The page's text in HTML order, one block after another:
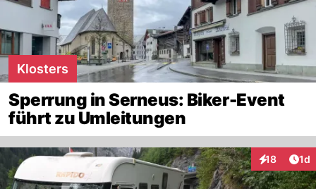
Klosters
Sperrung in Serneus: Biker-Event
führt zu Umleitungen
18 1d